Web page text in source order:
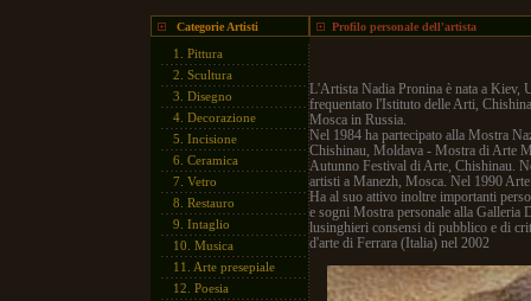
Categorie Artisti
1. Pittura
2. Scultura
3. Disegno
4. Decorazione
5. Incisione
6. Ceramica
7. Vetro
8. Restauro
9. Intaglio
10. Musica
11. Arte presepiale
12. Poesia
Profilo personale dell'artista
L'Artista Nadia Pronina è nata a Kiev,
frequentato l'Istituto delle Arti,
Mosca in Russia.
Nel 1984 ha partecipato alla Mostra
Chishinau, Moldava - Mostra di Arte
Autunno Festival di Arte, Chishinau.
artisti a Manezh, Mosca. Nel 1990
Ha al suo attivo inoltre importanti
e sogni Mostra personale alla Galleria
lusinghieri consensi di pubblico e di
d'arte di Ferrara (Italia) nel 2002